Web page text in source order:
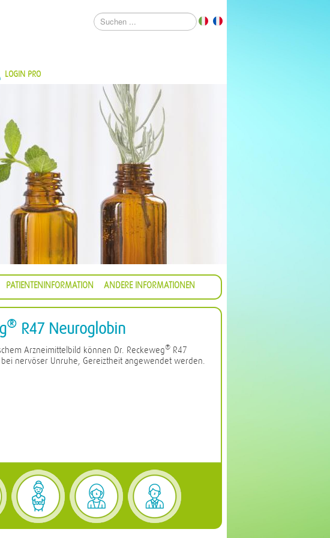
LOGIN PRO
PATIENTENINFORMATION ANDERE INFORMATIONEN
® R47 Neuroglobin
Arzneimittelbild können Dr. Reckeweg® R47
nervöser Unruhe, Gereiztheit angewendet werden.